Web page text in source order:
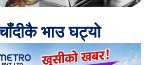
भाउ घट्यो